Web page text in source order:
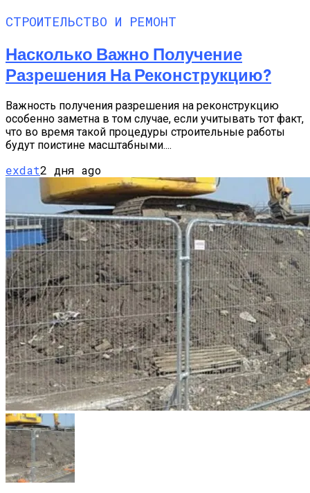
СТРОИТЕЛЬСТВО И РЕМОНТ
Насколько Важно Получение
Разрешения На Реконструкцию?
Важность получения разрешения на реконструкцию
особенно заметна в том случае, если учитывать тот факт,
что во время такой процедуры строительные работы
будут поистине масштабными....
exdat2 дня ago